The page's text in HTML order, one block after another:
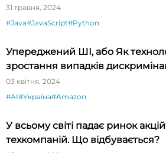
31 травня, 2024
#Java#JavaScript#Python
Упереджений ШІ, або Як
зростання випадків
03 квітня, 2024
#AI#Україна#Amazon
У всьому світі падає ринок
техкомпаній. Що відбувається?